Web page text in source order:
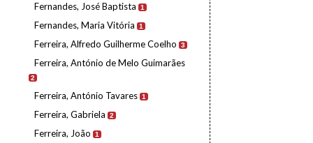
Fernandes, José Baptista 1
Fernandes, Maria Vitória 1
Ferreira, Alfredo Guilherme Coelho 3
Ferreira, António de Melo Guimarães
2
Ferreira, António Tavares 1
Ferreira, Gabriela 2
Ferreira, João 1